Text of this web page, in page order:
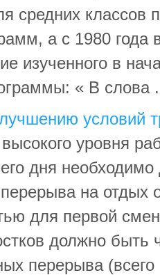
средних классов
а с 1980 года
изученного в
« В слова
условий
уровня
дня необходимо
на отдых
для первой
должно быть
перерыва